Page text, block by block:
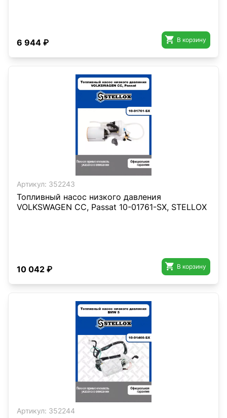
6 944 ₽  В корзину
Артикул: 352243
Топливный насос низкого давления
VOLKSWAGEN CC, Passat 10-01761-SX, STELLOX
10 042 ₽  В корзину
Артикул: 352244